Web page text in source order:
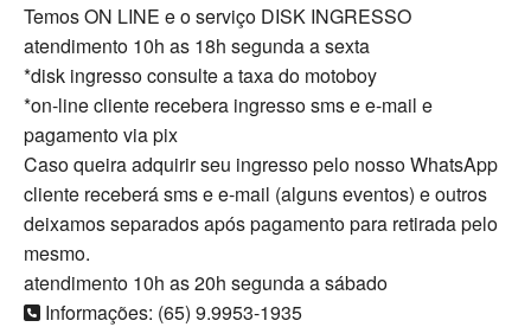
Temos ON LINE e o serviço DISK INGRESSO
atendimento 10h as 18h segunda a sexta
*disk ingresso consulte a taxa do motoboy
*on-line cliente recebera ingresso sms e e-mail e
pagamento via pix
Caso queira adquirir seu ingresso pelo nosso WhatsApp
cliente receberá sms e e-mail (alguns eventos) e outros
deixamos separados após pagamento para retirada pelo
mesmo.
atendimento 10h as 20h segunda a sábado
Informações: (65) 9.9953-1935